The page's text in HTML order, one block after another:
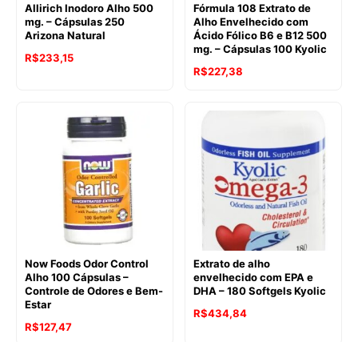
Allirich Inodoro Alho 500
mg. – Cápsulas 250
Arizona Natural
R$233,15
Fórmula 108 Extrato de
Alho Envelhecido com
Ácido Fólico B6 e B12 500
mg. – Cápsulas 100 Kyolic
R$227,38
Now Foods Odor Control
Alho 100 Cápsulas –
Controle de Odores e Bem-
Estar
R$127,47
Extrato de alho
envelhecido com EPA e
DHA – 180 Softgels Kyolic
R$434,84